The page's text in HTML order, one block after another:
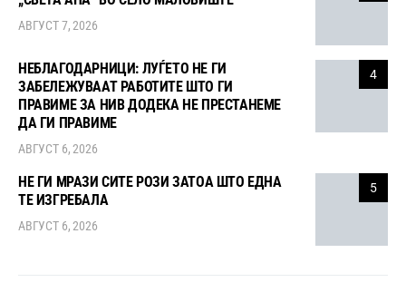
АВГУСТ 7, 2026
4
НЕБЛАГОДАРНИЦИ: ЛУЃЕТО НЕ ГИ
ЗАБЕЛЕЖУВААТ РАБОТИТЕ ШТО ГИ
ПРАВИМЕ ЗА НИВ ДОДЕКА НЕ ПРЕСТАНЕМЕ
ДА ГИ ПРАВИМЕ
АВГУСТ 6, 2026
5
НЕ ГИ МРАЗИ СИТЕ РОЗИ ЗАТОА ШТО ЕДНА
ТЕ ИЗГРЕБАЛА
АВГУСТ 6, 2026